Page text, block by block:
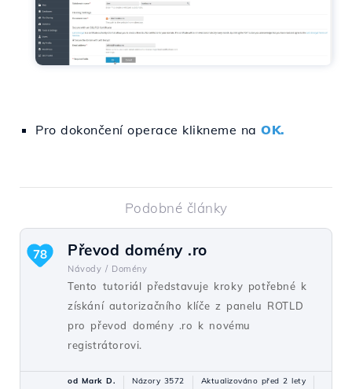
Pro dokončení operace klikneme na OK.
Podobné články
Převod domény .ro
Návody / Domény
Tento tutoriál představuje kroky potřebné k
získání autorizačního klíče z panelu ROTLD
pro převod domény .ro k novému
registrátorovi.
78
od Mark D. Názory 3572
Aktualizováno před 2 lety